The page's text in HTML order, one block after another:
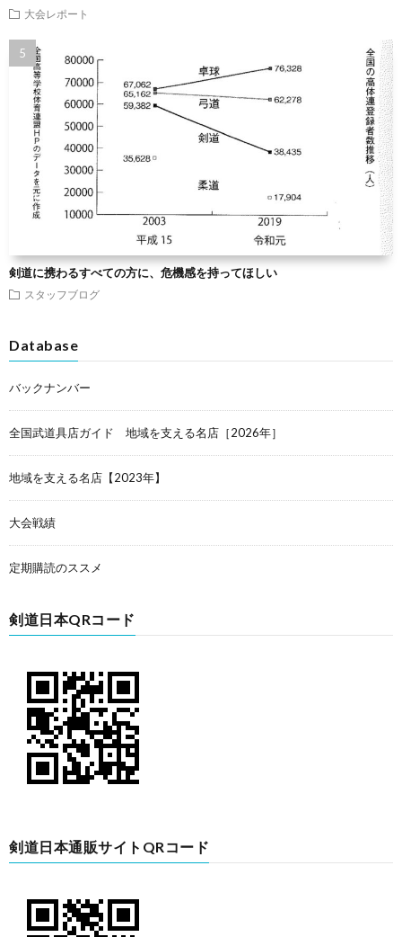
大会レポート
剣道に携わるすべての方に、危機感を持ってほしい
スタッフブログ
Database
バックナンバー
全国武道具店ガイド 地域を支える名店［2026年］
地域を支える名店【2023年】
大会戦績
定期購読のススメ
剣道日本QRコード
剣道日本通販サイトQRコード